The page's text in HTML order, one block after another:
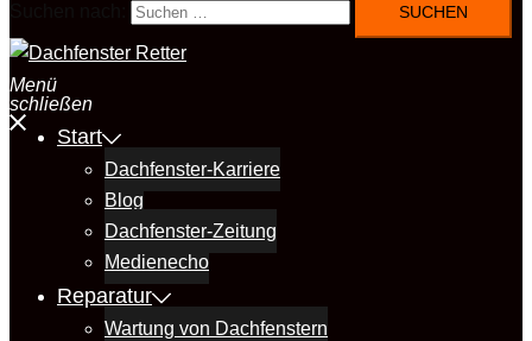
Menü
schließen
Start
Dachfenster-Karriere
Blog
Dachfenster-Zeitung
Medienecho
Reparatur
Wartung von Dachfenstern